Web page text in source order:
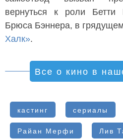
вернуться к роли Бетти
Брюса Бэннера, в
Халк».
Все о кино в
кастинг сериалы
Райан Мерфи Лив